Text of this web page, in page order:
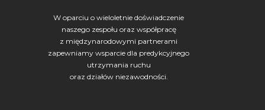
W oparciu o wieloletnie doświadczenie
naszego zespołu oraz współpracę
z międzynarodowymi partnerami
zapewniamy wsparcie dla predykcyjnego
utrzymania ruchu
oraz działów niezawodności.